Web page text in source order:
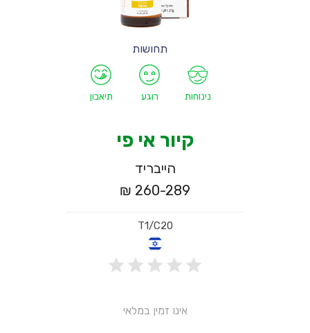
תחושות
נינוחות רוגע תיאבון
קיור אי פי
הייבריד
260-289 ₪
T1/C20
אינו זמין במלאי